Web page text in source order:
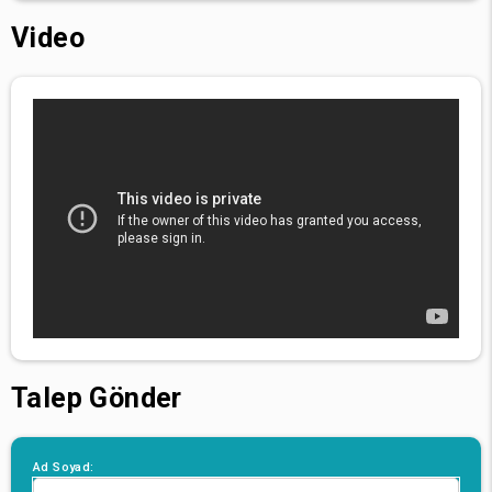
Video
Talep Gönder
Ad Soyad: